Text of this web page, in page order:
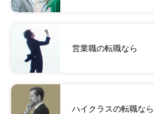
営業職の転職なら
ハイクラスの転職なら